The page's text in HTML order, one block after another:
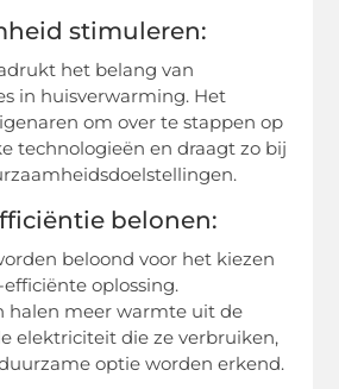
stimuleren:
het belang van
in huisverwarming. Het
om over te stappen op
technologieën en draagt zo bij
belonen:
beloond voor het kiezen
oplossing.
halen meer warmte uit de
elektriciteit die ze verbruiken,
optie worden erkend.